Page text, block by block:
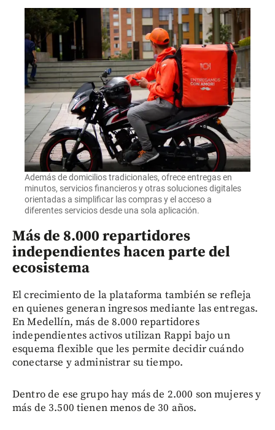
Además de domicilios tradicionales, ofrece entregas en
minutos, servicios financieros y otras soluciones digitales
orientadas a simplificar las compras y el acceso a
diferentes servicios desde una sola aplicación.
Más de 8.000 repartidores
independientes hacen parte del
ecosistema
El crecimiento de la plataforma también se refleja
en quienes generan ingresos mediante las entregas.
En Medellín, más de 8.000 repartidores
independientes activos utilizan Rappi bajo un
esquema flexible que les permite decidir cuándo
conectarse y administrar su tiempo.
Dentro de ese grupo hay más de 2.000 son mujeres y
más de 3.500 tienen menos de 30 años.